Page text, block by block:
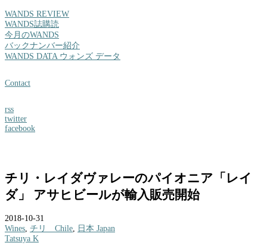
WANDS REVIEW
WANDS誌購読
今月のWANDS
バックナンバー紹介
WANDS DATA ウォンズ データ
Contact
rss
twitter
facebook
チリ・レイダヴァレーのパイオニア「レイ
ダ」 アサヒビールが輸入販売開始
2018-10-31
Wines チリ Chile
日本 Japan
Tatsuya K